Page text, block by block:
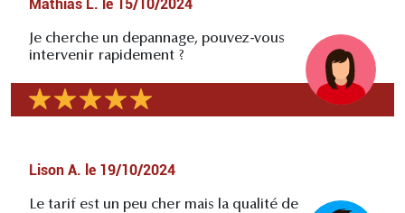
Mathias L. le 15/10/2024
Je cherche un depannage, pouvez-vous
intervenir rapidement ?
Lison A. le 19/10/2024
Le tarif est un peu cher mais la qualité de